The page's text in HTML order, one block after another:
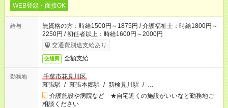
WEB登録・面接OK
給与
無資格の方：時給1500円～1875円 / 介護福祉士：時給1800円～
2250円 / 初任者以上：時給1600円～2000円
交通費別途支給あり
交通費 全額支給
勤務地
千葉市花見川区
幕張駅 / 幕張本郷駅 / 新検見川駅 / …
介護施設や病院など ★自宅近くの施設がいいなど勤務地ご
相談ください